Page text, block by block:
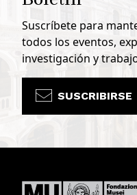
Suscríbete para
todos los eventos,
investigación y
SUSCRIBIRSE